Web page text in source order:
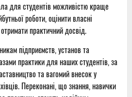
для студентів можливістю краще
роботи, оцінити власні
практичний досвід.
підприємств, установ та
практики для наших студентів, за
та вагомий внесок у
Переконані, що знання, навички